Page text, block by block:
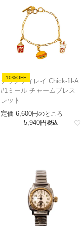
10%OFF
チックフィレイ Chick-fil-A
#1ミール チャームブレス
レット
定価 6,600 のところ
5,940 税込